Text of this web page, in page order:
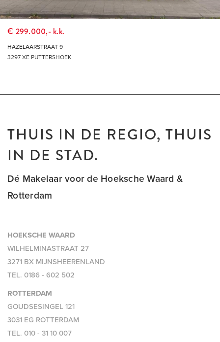
€ 299.000,- k.k.
HAZELAARSTRAAT 9
3297 XE PUTTERSHOEK
THUIS IN DE REGIO, THUIS
IN DE STAD.
Dé Makelaar voor de Hoeksche Waard &
Rotterdam
HOEKSCHE WAARD
WILHELMINASTRAAT 27
3271 BX MIJNSHEERENLAND
TEL. 0186 - 602 502
ROTTERDAM
GOUDSESINGEL 121
3031 EG ROTTERDAM
TEL. 010 - 31 10 007